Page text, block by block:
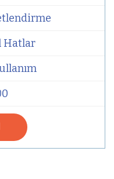
Hatlar